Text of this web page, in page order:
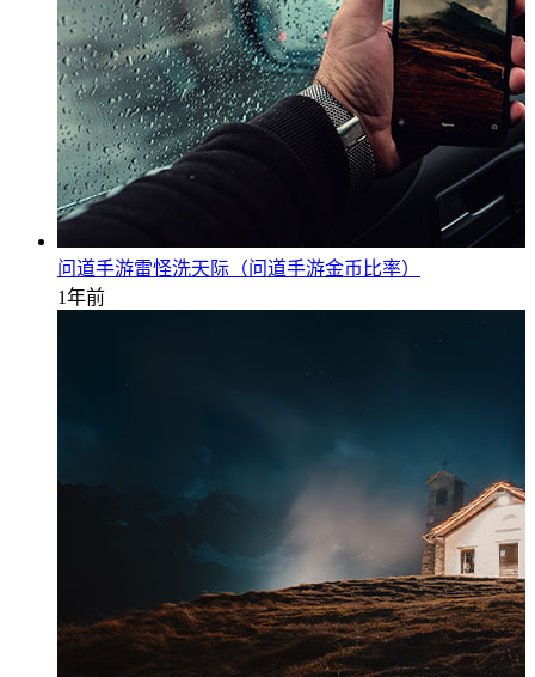
问道手游雷怪洗天际（问道手游金币比率）
1年前